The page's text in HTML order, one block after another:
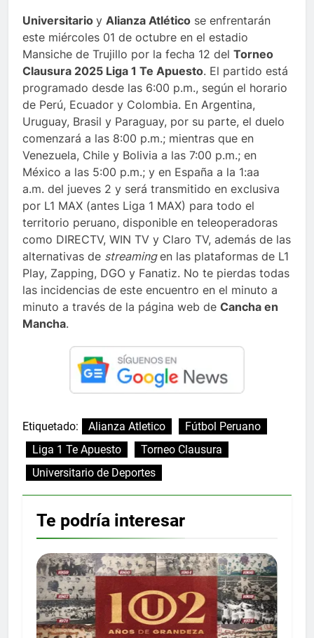
Universitario y Alianza Atlético se enfrentarán
este miércoles 01 de octubre en el estadio
Mansiche de Trujillo por la fecha 12 del Torneo
Clausura 2025 Liga 1 Te Apuesto. El partido está
programado desde las 6:00 p.m., según el horario
de Perú, Ecuador y Colombia. En Argentina,
Uruguay, Brasil y Paraguay, por su parte, el duelo
comenzará a las 8:00 p.m.; mientras que en
Venezuela, Chile y Bolivia a las 7:00 p.m.; en
México a las 5:00 p.m.; y en España a la 1:aa
a.m. del jueves 2 y será transmitido en exclusiva
por L1 MAX (antes Liga 1 MAX) para todo el
territorio peruano, disponible en teleoperadoras
como DIRECTV, WIN TV y Claro TV, además de las
alternativas de streamingen las plataformas de L1
Play, Zapping, DGO y Fanatiz. No te pierdas todas
las incidencias de este encuentro en el minuto a
minuto a través de la página web de Cancha en
Mancha.
Etiquetado: Alianza Atletico
Fútbol Peruano
Liga 1 Te Apuesto
Torneo Clausura
Universitario de Deportes
Te podría interesar